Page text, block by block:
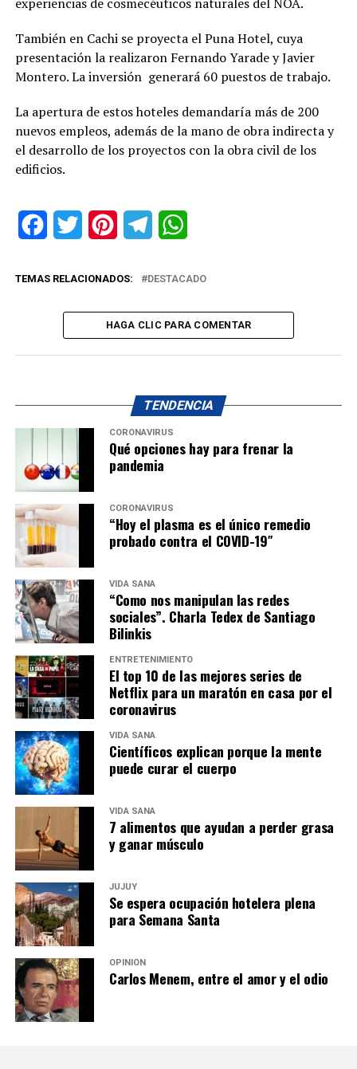
También en Cachi se proyecta el Puna Hotel, cuya
presentación la realizaron Fernando Yarade y Javier
Montero. La inversión generará 60 puestos de trabajo.
La apertura de estos hoteles demandaría más de 200
nuevos empleos, además de la mano de obra indirecta y
el desarrollo de los proyectos con la obra civil de los
edificios.
FacebookTwitter PinterestTelegram
TEMAS RELACIONADOS: DESTACADO
HAGA CLIC PARA COMENTAR
TENDENCIA
CORONAVIRUS
Qué opciones hay para frenar la
pandemia
CORONAVIRUS
“Hoy el plasma es el único remedio
probado contra el COVID-19″
VIDA SANA
“Como nos manipulan las redes
sociales”. Charla Tedex de Santiago
Bilinkis
ENTRETENIMIENTO
El top 10 de las mejores series de
Netflix para un maratón en casa por el
coronavirus
VIDA SANA
Científicos explican porque la mente
puede curar el cuerpo
VIDA SANA
7 alimentos que ayudan a perder grasa
y ganar músculo
JUJUY
Se espera ocupación hotelera plena
para Semana Santa
OPINIÓN
Carlos Menem, entre el amor y el odio